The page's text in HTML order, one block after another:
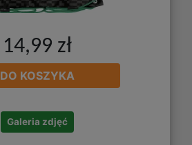
14,99 zł
DO KOSZYKA
Galeria zdjęć